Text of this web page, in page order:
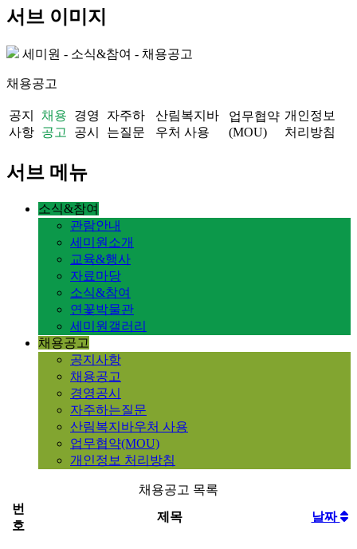
서브 이미지
세미원 - 소식&참여 - 채용공고
채용공고
공지
사항
채용
공고
경영
공시
자주하
는질문
산림복지바
우처 사용
업무협약
(MOU)
개인정보
처리방침
서브 메뉴
소식&참여
관람안내
세미원소개
교육&행사
자료마당
소식&참여
연꽃박물관
세미원갤러리
채용공고
공지사항
채용공고
경영공시
자주하는질문
산림복지바우처 사용
업무협약(MOU)
개인정보 처리방침
채용공고 목록
번
호
제목 날짜